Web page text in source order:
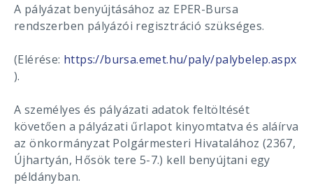
A pályázat benyújtásához az EPER-Bursa
rendszerben pályázói regisztráció szükséges.
(Elérése: https://bursa.emet.hu/paly/palybelep.aspx
).
A személyes és pályázati adatok feltöltését
követően a pályázati űrlapot kinyomtatva és aláírva
az önkormányzat Polgármesteri Hivatalához (2367,
Újhartyán, Hősök tere 5-7.) kell benyújtani egy
példányban.